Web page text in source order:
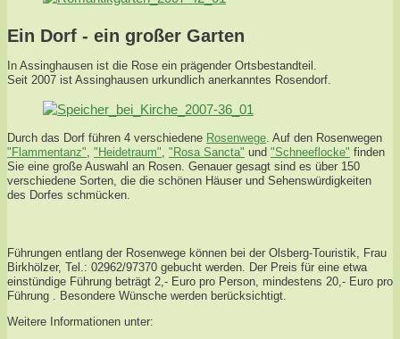
Ein Dorf - ein großer Garten
In Assinghausen ist die Rose ein prägender Ortsbestandteil.
Seit 2007 ist Assinghausen urkundlich anerkanntes Rosendorf.
Durch das Dorf führen 4 verschiedene Rosenwege . Auf den Rosenwegen
"Flammentanz" "Heidetraum" "Rosa Sancta" und "Schneeflocke" finden
Sie eine große Auswahl an Rosen. Genauer gesagt sind es über 150
verschiedene Sorten, die die schönen Häuser und Sehenswürdigkeiten
des Dorfes schmücken.
Führungen entlang der Rosenwege können bei der Olsberg-Touristik, Frau
Birkhölzer, Tel.: 02962/97370 gebucht werden. Der Preis für eine etwa
einstündige Führung beträgt 2,- Euro pro Person, mindestens 20,- Euro pro
Führung . Besondere Wünsche werden berücksichtigt.
Weitere Informationen unter: